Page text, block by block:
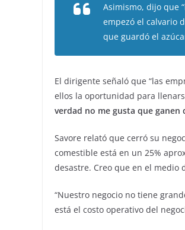
Asimismo, dijo que
empezó el calvario
que guardó el
El dirigente señaló que “las
ellos la oportunidad para
verdad no me gusta que
Savore relató que cerró su
comestible está en un 25%
desastre. Creo que en el medio
“Nuestro negocio no tiene
está el costo operativo del